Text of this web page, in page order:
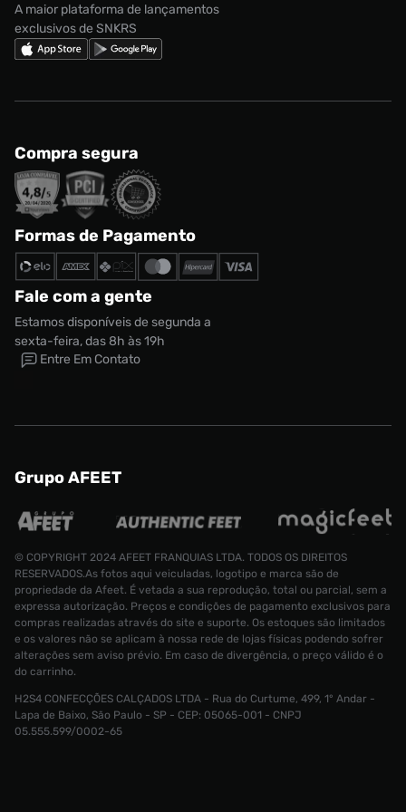
Tênis Puma MB1 Low Masculino
A maior plataforma de lançamentos
exclusivos de SNKRS
Compra segura
Formas de Pagamento
Fale com a gente
Estamos disponíveis de segunda a
sexta-feira, das 8h às 19h
Entre Em Contato
Grupo AFEET
© COPYRIGHT 2024 AFEET FRANQUIAS LTDA. TODOS OS DIREITOS
RESERVADOS.As fotos aqui veiculadas, logotipo e marca são de
propriedade da Afeet. É vetada a sua reprodução, total ou parcial, sem a
expressa autorização. Preços e condições de pagamento exclusivos para
compras realizadas através do site e suporte. Os estoques são limitados
e os valores não se aplicam à nossa rede de lojas físicas podendo sofrer
alterações sem aviso prévio. Em caso de divergência, o preço válido é o
do carrinho.
H2S4 CONFECÇÕES CALÇADOS LTDA - Rua do Curtume, 499, 1° Andar -
Lapa de Baixo, São Paulo - SP - CEP: 05065-001 - CNPJ
05.555.599/0002-65